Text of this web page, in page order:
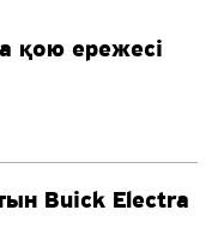
қою ережесі
Buick Electra